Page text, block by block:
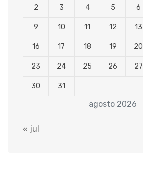
agosto 2026
2 3 4 5 6
9 10 11 12 13
16 17 18 19 20
23 24 25 26 27
30 31
« jul